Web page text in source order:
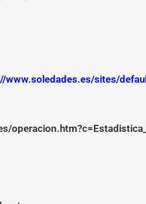
www.soledades.es/sites/